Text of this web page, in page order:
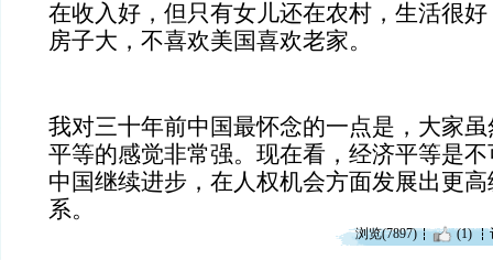
在收入好，但只有女儿还在农村，生活很
房子大，不喜欢美国喜欢老家。
我对三十年前中国最怀念的一点是，大家
平等的感觉非常强。现在看，经济平等是
中国继续进步，在人权机会方面发展出更
系。
浏览(7897) (1)